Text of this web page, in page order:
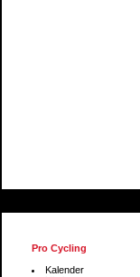
Pro Cycling
Kalender